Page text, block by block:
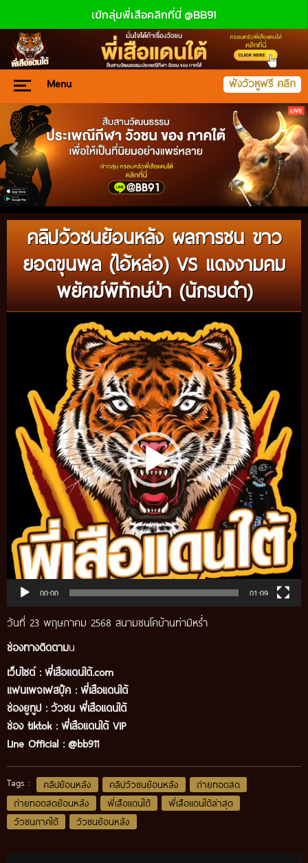
เข้กลุ่มพี่เสือคลิกที่นี่ @BB91
Menu ฟังวัวหูฟรี คลิก
คลิปวัวชนย้อนหลัง ผลการชน ขาว
ยอดขุนพล (ไอ้หล่อ) VS แดงงามคม
พยัคฆ์พิทักษ์ป่า (นักรบดำ)
00:00 01:09
วันที่ 23 พฤษภาคม 2568 สนามชนโคบ้านท่ามิหร่ำ
ช่องทางติดตามน
เว็บไซต์ : พี่เสือแดนใต้.com
แฟนเพจเฟสบุ๊ค : พี่เสือแดนใต้
ช่องยูทูป : วัวชน พี่เสือแดนใต้
ช่อง tiktok : พี่เสือแดนใต้ VIP
Line Official : @bb911
Tags : คลิปย้อนหลัง คลิปวัวชนย้อนหลัง
ถ่ายทอดสด
ถ่ายทอดสดย้อนหลัง
พี่เสือแดนใต้
พี่เสือแดนใต้ล่าสุด
วัวชนภาคใต้
วัวชนย้อนหลัง